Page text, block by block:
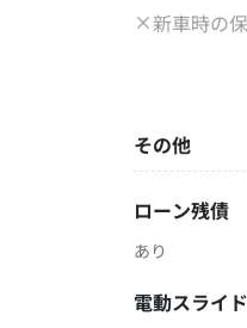
新車時の
その他
ローン残債
あり
電動スライ